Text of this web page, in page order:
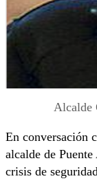
Alcalde
En conversación
alcalde de
crisis de